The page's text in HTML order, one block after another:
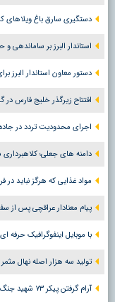
دستگیری سارق باغ ویلاهای کرج و
استاندار البرز بر
دستور معاون استاندار البرز برای واگذاری ۴۳۰۰
افتتاح زیرگذر خلیج فارس در
اجرای محدودیت تردد در جاده
دامنه های جعلی؛
مواد غذایی که هرگز نباید در
پیام معنادار عراقچی پس از
با موبایل اینفوگرافیک حرفه
تولید سه هزار اصله نهال مثمر
آرام گرفتن پیکر ۷۳ شهید جنگ تحمیلی در جوار امامزادگان استان البرز